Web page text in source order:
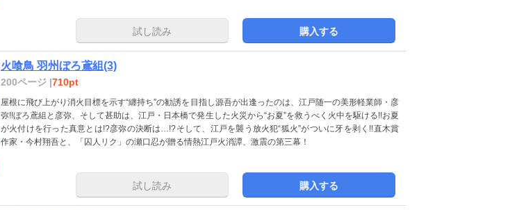
試し読み 購入する
火喰鳥 羽州ぼろ鳶組(3)
200ページ |710pt
屋根に飛び上がり消火目標を示す“纏持ち”の勧誘を目指し源吾が出逢ったのは、江戸随一の美形軽業師・彦
弥!!ぼろ鳶組と彦弥、そして甚助は、江戸・日本橋で発生した火災から“お夏”を救うべく火中を駆ける!!お夏
が火付けを行った真意とは!?彦弥の決断は…!?そして、江戸を襲う放火犯“狐火”がついに牙を剥く!!直木賞
作家・今村翔吾と、「囚人リク」の瀬口忍が贈る情熱江戸火消譚、激震の第三幕！
試し読み 購入する